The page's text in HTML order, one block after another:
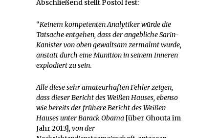
Abschließend stellt Postol fest:
“Keinem kompetenten Analytiker würde die
Tatsache entgehen, dass der angebliche Sarin-
Kanister von oben gewaltsam zermalmt wurde,
anstatt durch eine Munition in seinem Inneren
explodiert zu sein.
Alle diese sehr amateurhaften Fehler zeigen,
dass dieser Bericht des Weißen Hauses, ebenso
wie bereits der frühere Berichtdes Weißen
Hauses unter Barack Obama [über Ghouta im
Jahr 2013], vonder